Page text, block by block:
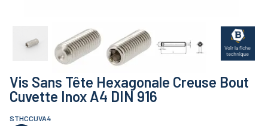
Vis Sans Tête Hexagonale Creuse Bout
Cuvette Inox A4 DIN 916
STHCCUVA4